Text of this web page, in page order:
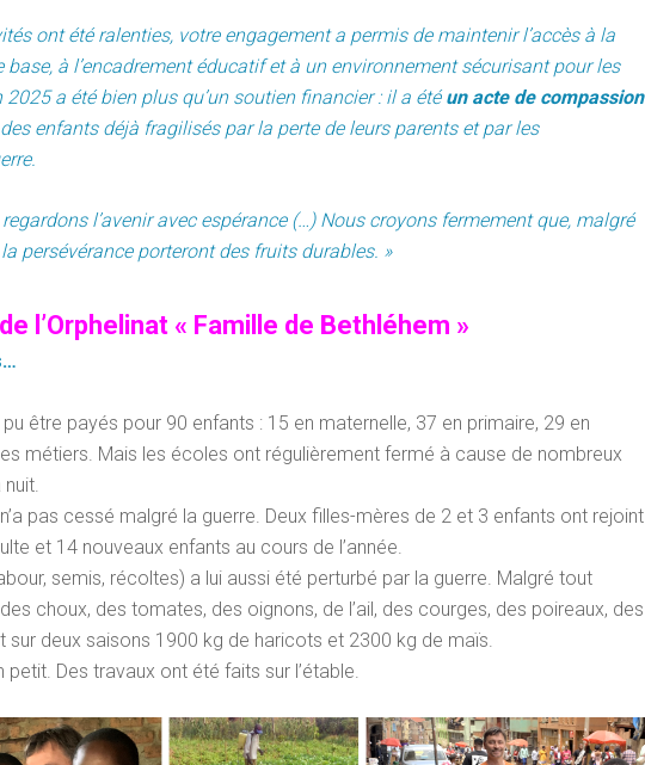
ont été ralenties, votre engagement a permis de maintenir l’accès à la
base, à l’encadrement éducatif et à un environnement sécurisant pour les
a été bien plus qu’un soutien financier : il a étéun acte de compassion
enfants déjà fragilisés par la perte de leurs parents et par les
l’avenir avec espérance (…) Nous croyons fermement que, malgré
persévérance porteront des fruits durables. »
l’Orphelinat « Famille de Bethléhem »
être payés pour 90 enfants : 15 en maternelle, 37 en primaire, 29 en
métiers. Mais les écoles ont régulièrement fermé à cause de nombreux
n’a pas cessé malgré la guerre. Deux filles-mères de 2 et 3 enfants ont rejoint
et 14 nouveaux enfants au cours de l’année.
semis, récoltes) a lui aussi été perturbé par la guerre. Malgré tout
choux, des tomates, des oignons, de l’ail, des courges, des poireaux, des
deux saisons 1900 kg de haricots et 2300 kg de maïs.
petit. Des travaux ont été faits sur l’étable.